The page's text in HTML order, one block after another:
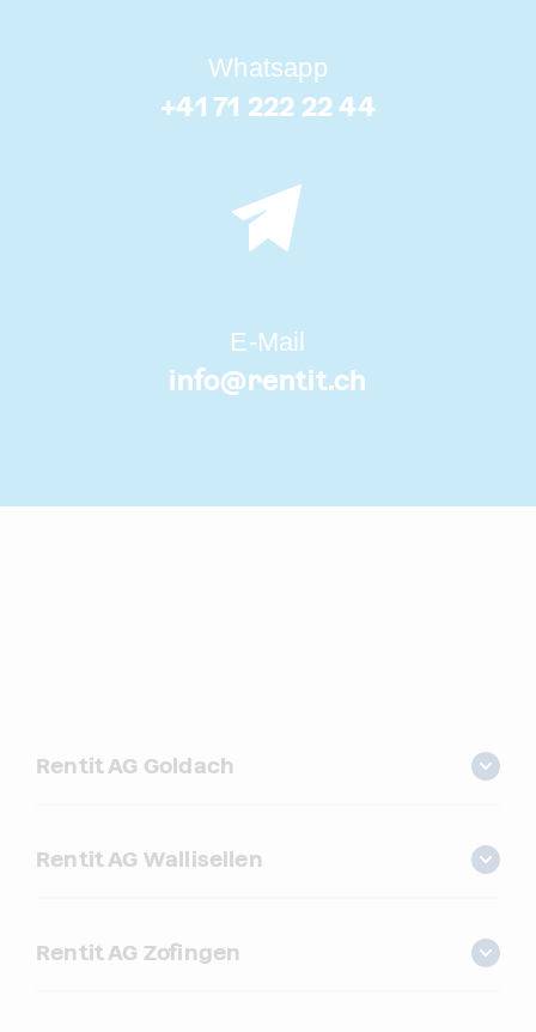
Whatsapp
+41 71 222 22 44
E-Mail
info@rentit.ch
Rentit AG Goldach
Rentit AG Wallisellen
Rentit AG Zofingen